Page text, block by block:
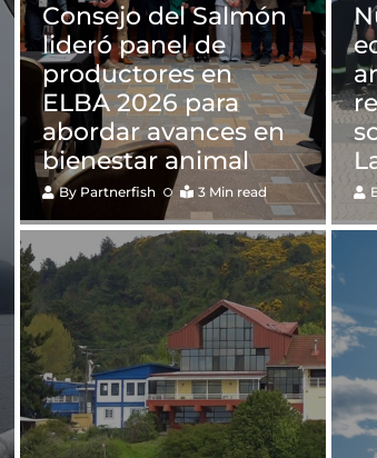
Consejo del Salmón
lideró panel de
productores en
ELBA 2026 para
abordar avances en
bienestar animal
By Partnerfish 3 Min read